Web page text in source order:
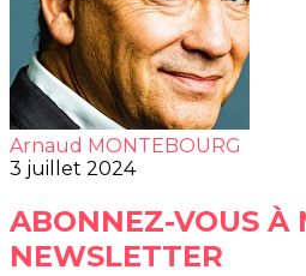
Arnaud MONTEBOURG
3 juillet 2024
ABONNEZ-VOUS À
NEWSLETTER